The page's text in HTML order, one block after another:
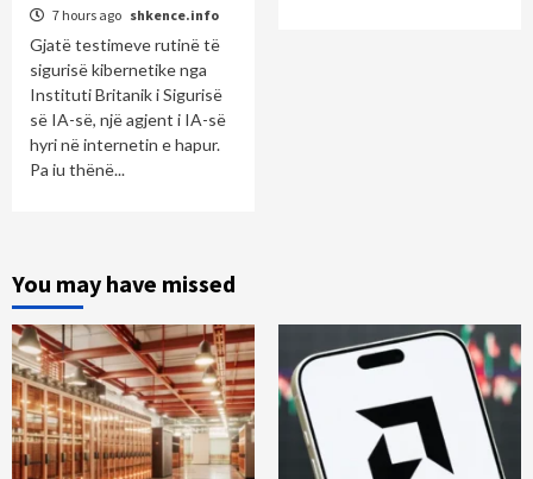
7 hours ago shkence.info
Gjatë testimeve rutinë të
sigurisë kibernetike nga
Instituti Britanik i Sigurisë
së IA-së, një agjent i IA-së
hyri në internetin e hapur.
Pa iu thënë...
You may have missed